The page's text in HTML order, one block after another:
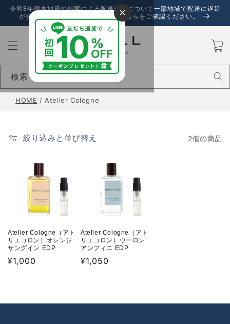
ンツに
進む
令和8年熊本地震の影響による配送遅延について一部地域で配送に遅延
が発生しております。詳しくは、こちらをご確認ください。
ー
検索
HOME / Atelier Cologne
絞り込みと並び替え 2個の商品
Atelier Cologne（アト
リエコロン）オレンジ
サングイン EDP
通
¥1,000
Atelier Cologne（アト
リエコロン）ウーロン
アンフィニ EDP
通
¥1,050
×